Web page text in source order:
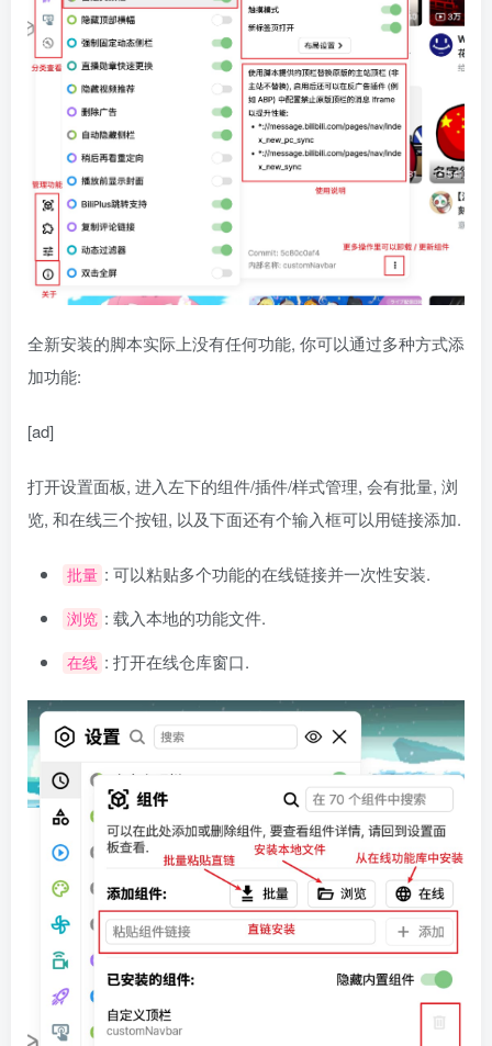
全新安装的脚本实际上没有任何功能, 你可以通过多种方式添
加功能:
[ad]
打开设置面板, 进入左下的组件/插件/样式管理, 会有批量, 浏
览, 和在线三个按钮, 以及下面还有个输入框可以用链接添加.
批量 : 可以粘贴多个功能的在线链接并一次性安装.
浏览 : 载入本地的功能文件.
在线 : 打开在线仓库窗口.